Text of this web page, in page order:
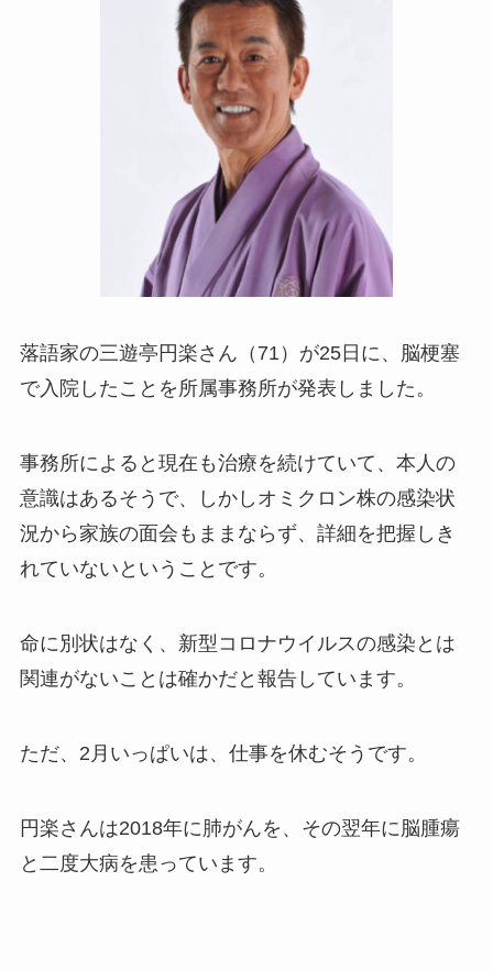
落語家の三遊亭円楽さん（71）が25日に、脳梗塞
で入院したことを所属事務所が発表しました。
事務所によると現在も治療を続けていて、本人の
意識はあるそうで、しかしオミクロン株の感染状
況から家族の面会もままならず、詳細を把握しき
れていないということです。
命に別状はなく、新型コロナウイルスの感染とは
関連がないことは確かだと報告しています。
ただ、2月いっぱいは、仕事を休むそうです。
円楽さんは2018年に肺がんを、その翌年に脳腫瘍
と二度大病を患っています。